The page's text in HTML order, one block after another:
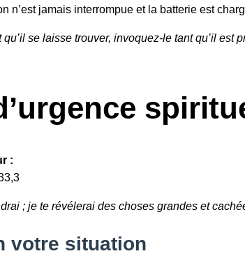
n’est jamais interrompue et la batterie est
se laisse trouver, invoquez-le tant qu’il est
:
; je te révélerai des choses grandes et
votre situation